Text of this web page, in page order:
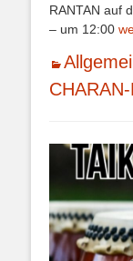
RANTAN auf
– um 12:00